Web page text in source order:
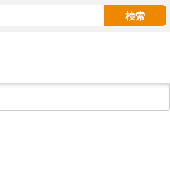
検索